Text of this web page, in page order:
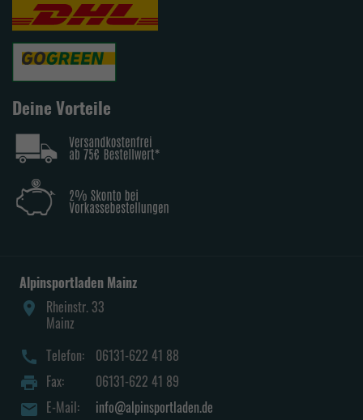
Deine Vorteile
Alpinsportladen Mainz
place
Rheinstr. 33
Mainz
call Telefon:
06131-622 41 88
print Fax:
06131-622 41 89
mail E-Mail: info@alpinsportladen.de